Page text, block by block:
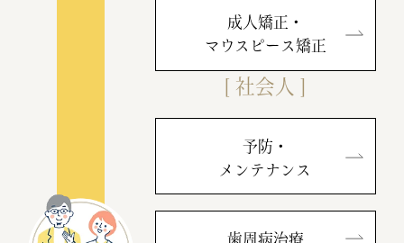
成人矯正・
マウスピース矯正
[ 社会人 ]
予防・
メンテナンス
歯周病治療